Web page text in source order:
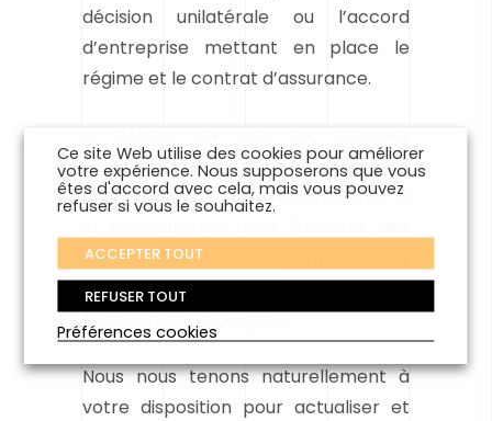
décision unilatérale ou l’accord
d’entreprise mettant en place le
régime et le contrat d’assurance.
A défaut, en cas de contrôle,
l’entreprise s’expose à unrisque de
redressement Urssafconduisant à
cotisations de l'ensemble des
contributions patronales assurant le
financement du régime.
Nous nous tenons naturellement à
votre disposition pour actualiser et
Ce site Web utilise des cookies pour améliorer
votre expérience. Nous supposerons que vous
êtes d'accord avec cela, mais vous pouvez
refuser si vous le souhaitez.
ACCEPTER TOUT
REFUSER TOUT
Préférences cookies